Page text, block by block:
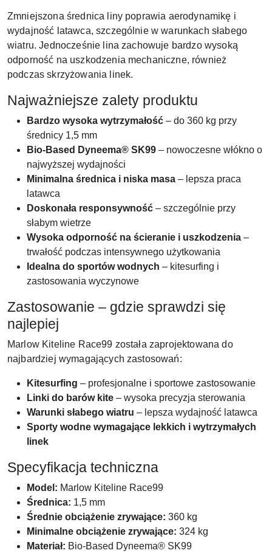
Zmniejszona średnica liny poprawia aerodynamikę i
wydajność latawca, szczególnie w warunkach słabego
wiatru. Jednocześnie lina zachowuje bardzo wysoką
odporność na uszkodzenia mechaniczne, również
podczas skrzyżowania linek.
Najważniejsze zalety produktu
Bardzo wysoka wytrzymałość – do 360 kg przy
średnicy 1,5 mm
Bio-Based Dyneema® SK99 – nowoczesne włókno o
najwyższej wydajności
Minimalna średnica i niska masa – lepsza praca
latawca
Doskonała responsywność – szczególnie przy
słabym wietrze
Wysoka odporność na ścieranie i uszkodzenia –
trwałość podczas intensywnego użytkowania
Idealna do sportów wodnych – kitesurfing i
zastosowania wyczynowe
Zastosowanie – gdzie sprawdzi się
najlepiej
Marlow Kiteline Race99 została zaprojektowana do
najbardziej wymagających zastosowań:
Kitesurfing – profesjonalne i sportowe zastosowanie
Linki do barów kite – wysoka precyzja sterowania
Warunki słabego wiatru – lepsza wydajność latawca
Sporty wodne wymagające lekkich i wytrzymałych
linek
Specyfikacja techniczna
Model: Marlow Kiteline Race99
Średnica: 1,5 mm
Średnie obciążenie zrywające: 360 kg
Minimalne obciążenie zrywające: 324 kg
Materiał: Bio-Based Dyneema® SK99